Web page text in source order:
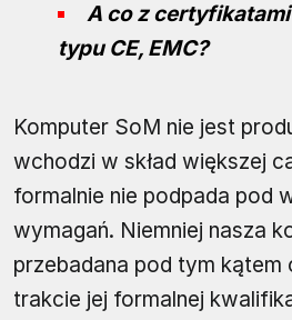
A co z
typu CE, EMC?
Komputer SoM nie jest
wchodzi w skład większej
formalnie nie podpada pod
wymagań. Niemniej nasza
przebadana pod tym kątem
trakcie jej formalnej